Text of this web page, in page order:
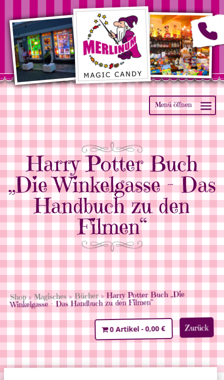
Harry Potter Buch
„Die Winkelgasse – Das
Handbuch zu den
Filmen“
Shop»Magisches»Bücher» Harry Potter Buch „Die
Winkelgasse – Das Handbuch zu den Filmen“
Zurück
0 Artikel 0,00 €